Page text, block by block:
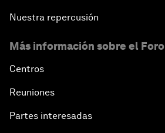
Nuestra repercusión
Más información sobre el Foro
Centros
Reuniones
Partes interesadas